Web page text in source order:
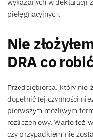
wykazanych w deklaracji
pielęgnacyjnych.
Nie
DRA co
Przedsiębiorca, który nie
dopełnić tej czynności
pierwszym możliwym
rozliczeniowy. Warto też
czy przypadkiem nie